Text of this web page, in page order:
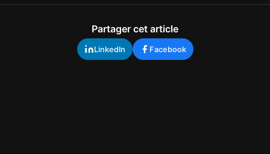
Partager cet article
LinkedIn Facebook